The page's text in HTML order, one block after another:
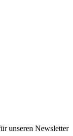
unseren Newsletter